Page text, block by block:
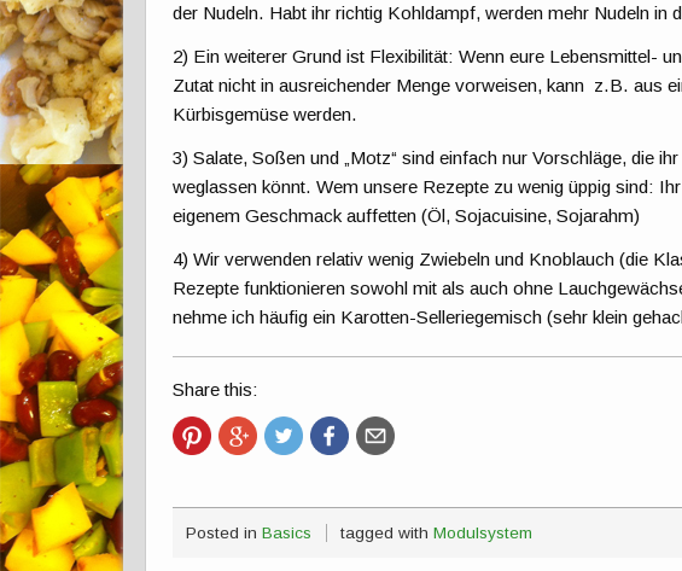
der Nudeln. Habt ihr richtig Kohldampf, werden mehr Nudeln in
2) Ein weiterer Grund ist Flexibilität: Wenn eure Lebensmittel-
Zutat nicht in ausreichender Menge vorweisen, kann z.B. aus
Kürbisgemüse werden.
3) Salate, Soßen und „Motz“ sind einfach nur Vorschläge, die
weglassen könnt. Wem unsere Rezepte zu wenig üppig sind:
eigenem Geschmack auffetten (Öl, Sojacuisine, Sojarahm)
4) Wir verwenden relativ wenig Zwiebeln und Knoblauch (die
Rezepte funktionieren sowohl mit als auch ohne
nehme ich häufig ein Karotten-Selleriegemisch (sehr klein
Share this:
Posted in Basics tagged withModulsystem